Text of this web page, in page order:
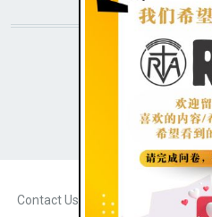
STAY
Contact Us